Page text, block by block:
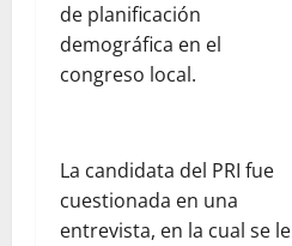
de planificación
demográfica en el
congreso local.
La candidata del PRI fue
cuestionada en una
entrevista, en la cual se le